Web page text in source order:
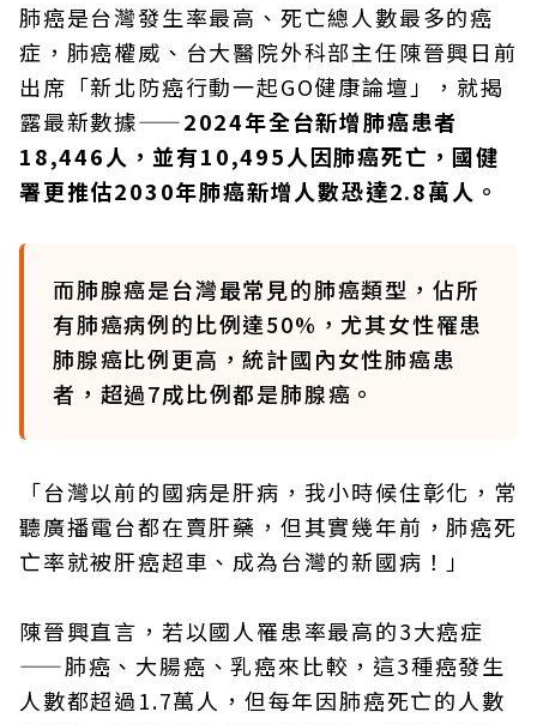
肺癌是台灣發生率最高、死亡總人數最多的癌
症，肺癌權威、台大醫院外科部主任陳晉興日前
出席「新北防癌行動一起GO健康論壇」，就揭
露最新數據——2024年全台新增肺癌患者
18,446人，並有10,495人因肺癌死亡，國健
署更推估2030年肺癌新增人數恐達2.8萬人。
而肺腺癌是台灣最常見的肺癌類型，佔所
有肺癌病例的比例達50%，尤其女性罹患
肺腺癌比例更高，統計國內女性肺癌患
者，超過7成比例都是肺腺癌。
「台灣以前的國病是肝病，我小時候住彰化，常
聽廣播電台都在賣肝藥，但其實幾年前，肺癌死
亡率就被肝癌超車、成為台灣的新國病！」
陳晉興直言，若以國人罹患率最高的3大癌症
——肺癌、大腸癌、乳癌來比較，這3種癌發生
人數都超過1.7萬人，但每年因肺癌死亡的人數